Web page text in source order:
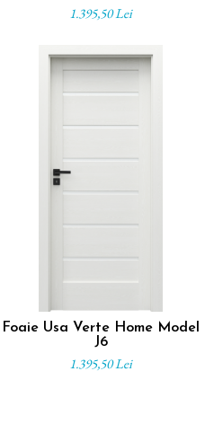
1.395,50 Lei
Foaie Usa Verte Home Model
J6
1.395,50 Lei